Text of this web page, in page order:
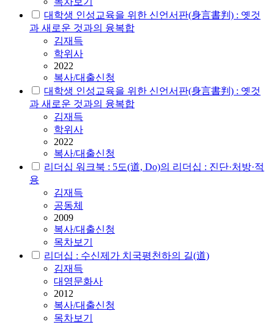
대학생 인성교육을 위한 신언서판(身言書判) : 옛것
과 새로운 것과의 융복합
김재득
학위사
2022
복사/대출신청
대학생 인성교육을 위한 신언서판(身言書判) : 옛것
과 새로운 것과의 융복합
김재득
학위사
2022
복사/대출신청
리더십 워크북 : 5도(道, Do)의 리더십 : 진단·처방·적
용
김재득
공동체
2009
복사/대출신청
목차보기
리더십 : 수신제가 치국평천하의 길(道)
김재득
대영문화사
2012
복사/대출신청
목차보기